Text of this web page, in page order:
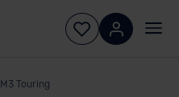
M3 Touring